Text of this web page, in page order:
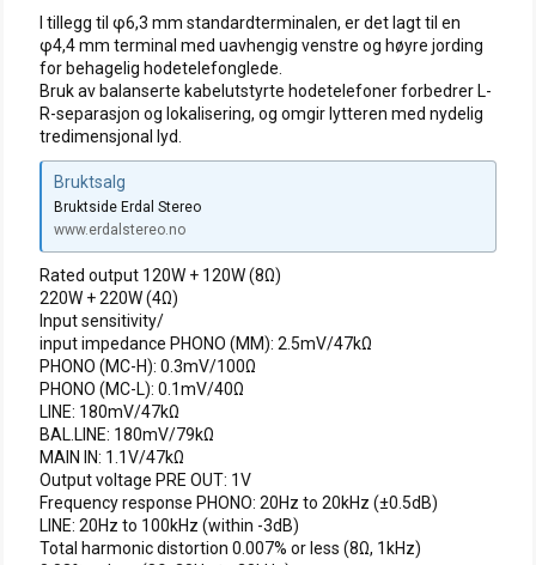
I tillegg til φ6,3 mm standardterminalen, er det lagt til en
φ4,4 mm terminal med uavhengig venstre og høyre jording
for behagelig hodetelefonglede.
Bruk av balanserte kabelutstyrte hodetelefoner forbedrer L-
R-separasjon og lokalisering, og omgir lytteren med nydelig
tredimensjonal lyd.
Bruktsalg
Bruktside Erdal Stereo
www.erdalstereo.no
Rated output 120W + 120W (8Ω)
220W + 220W (4Ω)
Input sensitivity/
input impedance PHONO (MM): 2.5mV/47kΩ
PHONO (MC-H): 0.3mV/100Ω
PHONO (MC-L): 0.1mV/40Ω
LINE: 180mV/47kΩ
BAL.LINE: 180mV/79kΩ
MAIN IN: 1.1V/47kΩ
Output voltage PRE OUT: 1V
Frequency response PHONO: 20Hz to 20kHz (±0.5dB)
LINE: 20Hz to 100kHz (within -3dB)
Total harmonic distortion 0.007% or less (8Ω, 1kHz)